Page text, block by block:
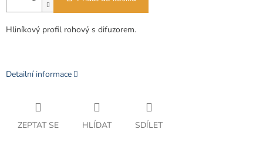
Hliníkový profil rohový s difuzorem.
Detailní informace
ZEPTAT SE HLÍDAT SDÍLET